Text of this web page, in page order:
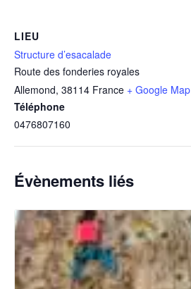
LIEU
Structure d’esacalade
Route des fonderies royales
Allemond, 38114 France + Google Map
Téléphone
0476807160
Évènements liés